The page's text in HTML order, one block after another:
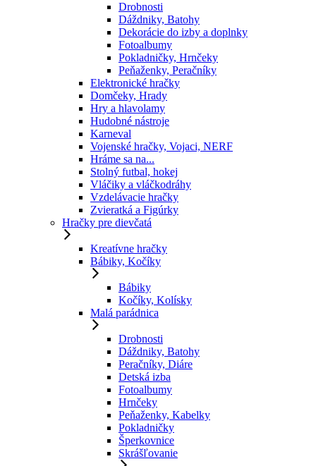
Drobnosti
Dáždniky, Batohy
Dekorácie do izby a doplnky
Fotoalbumy
Pokladničky, Hrnčeky
Peňaženky, Peračníky
Elektronické hračky
Domčeky, Hrady
Hry a hlavolamy
Hudobné nástroje
Karneval
Vojenské hračky, Vojaci, NERF
Hráme sa na...
Stolný futbal, hokej
Vláčiky a vláčkodráhy
Vzdelávacie hračky
Zvieratká a Figúrky
Hračky pre dievčatá
Kreatívne hračky
Bábiky, Kočíky
Bábiky
Kočíky, Kolísky
Malá parádnica
Drobnosti
Dáždniky, Batohy
Peračníky, Diáre
Detská izba
Fotoalbumy
Hrnčeky
Peňaženky, Kabelky
Pokladničky
Šperkovnice
Skrášľovanie